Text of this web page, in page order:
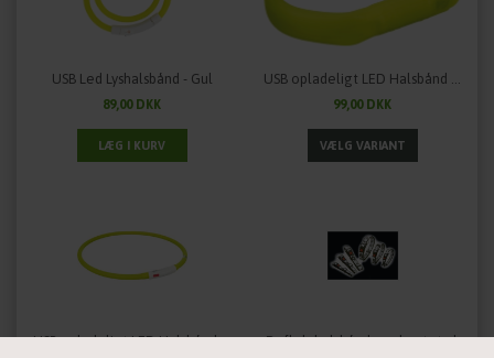
USB Led Lyshalsbånd - Gul
89,00 DKK
USB opladeligt LED Halsbånd - ekstra bred
99,00 DKK
USB opladeligt LED Halsbånd - Grøn Reflekshalsbånd med potetryk